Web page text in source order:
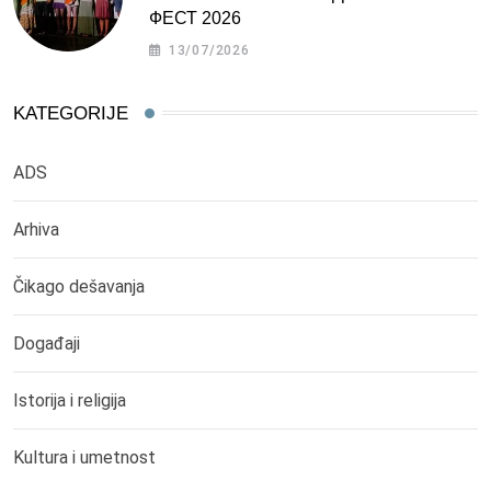
ФЕСТ 2026
13/07/2026
KATEGORIJE
ADS
Arhiva
Čikago dešavanja
Događaji
Istorija i religija
Kultura i umetnost